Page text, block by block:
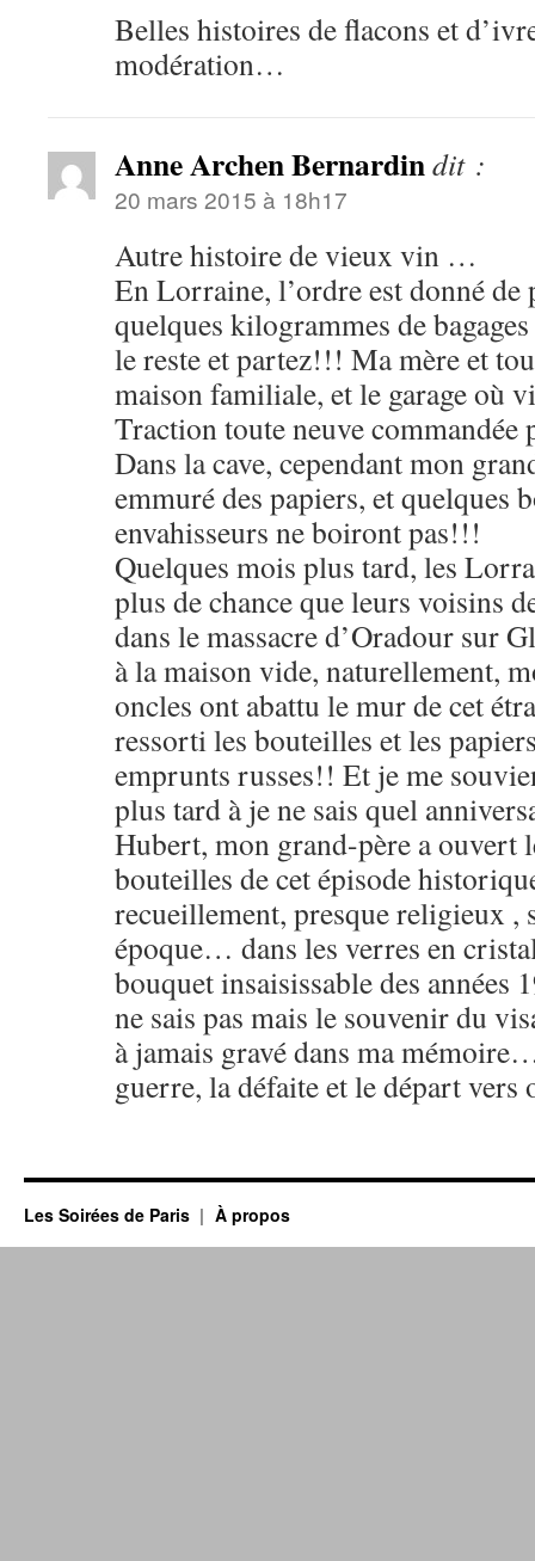
Belles histoires de flacons et
modération…
Anne Archen Bernardindit :
20 mars 2015 à 18h17
Autre histoire de vieux vin …
En Lorraine, l’ordre est donné de
quelques kilogrammes de
le reste et partez!!! Ma mère et
maison familiale, et le garage où
Traction toute neuve
Dans la cave, cependant mon
emmuré des papiers, et quelques
envahisseurs ne boiront pas!!!
Quelques mois plus tard, les
plus de chance que leurs voisins
dans le massacre d’Oradour sur
à la maison vide, naturellement,
oncles ont abattu le mur de cet
ressorti les bouteilles et les
emprunts russes!! Et je me
plus tard à je ne sais quel
Hubert, mon grand-père a ouvert
bouteilles de cet épisode
recueillement, presque religieux ,
époque… dans les verres en
bouquet insaisissable des
ne sais pas mais le souvenir du
à jamais gravé dans ma
guerre, la défaite et le départ
Les Soirées de Paris À propos